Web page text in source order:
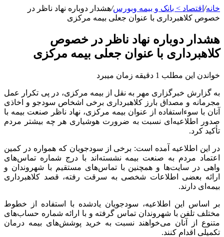
خانه/ اقتصاد > بانک و بیمه وبورس/هشدار دوباره نهاد ناظر در
خصوص کلاهبرداری با عنوان جعلی بیمه مرکزی
هشدار دوباره نهاد ناظر در خصوص
کلاهبرداری با عنوان جعلی بیمه مرکزی
خواندن این مطلب 1 دقیقه زمان میبرد
به گزارش خبرگزاری مهر به نقل از بیمه مرکزی، در پی تکرار عمل
مجرمانه و مصداق بارز کلاهبرداری برخی اشخاص سودجو و اخاذی
آنان با سوءاستفاده از عنوان بیمه مرکزی، نهاد ناظر صنعت بیمه با
صدور اطلاعیه‌ای نسبت به ضرورت هوشیاری هر چه بیشتر مردم
تأکید کرد.
در این اطلاعیه آمده است: برخی از سودجویان که همواره در کمین
اعتماد مردم به صنعت بیمه نشسته‌اند با درج شماره تماس‌های
واهی در سایت‌ها و همچنین با تماس‌های مستقیم با شهروندان و
ارائه بعضی اطلاعات شخصی به سرقت رفته، قصد کلاهبرداری
بیمه‌ای دارند.
بر اساس این اطلاعیه، سودجویان یادشده با استفاده از خطوط
مختلف تلفن با شهروندان تماس گرفته و با ارائه شماره حساب‌های
متنوع از آنان می‌خواهند نسبت به خرید پوشش‌های بیمه درمان
تکمیلی اقدام کنند.